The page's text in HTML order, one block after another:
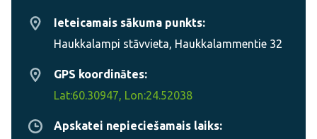
Ieteicamais sākuma punkts:
Haukkalampi stāvvieta, Haukkalammentie 32
GPS koordinātes:
Lat:60.30947, Lon:24.52038
Apskatei nepieciešamais laiks: